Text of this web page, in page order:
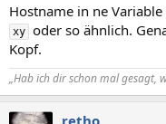
Hostname in ne
xy oder so ähnlich.
Kopf.
„Hab ich dir schon mal gesagt,
retho